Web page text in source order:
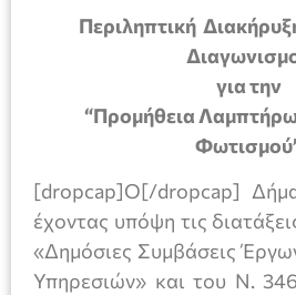
Περιληπτική
για την
“Προμήθεια
[dropcap]Ο[/dropcap]
έχοντας υπόψη τις
«Δημόσιες Συμβάσεις
Υπηρεσιών» και του Ν.